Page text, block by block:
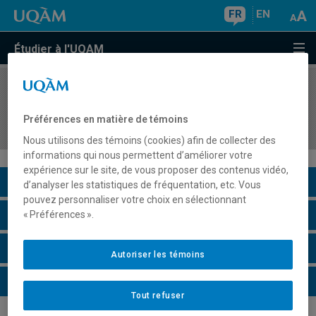
FR EN
Étudier à l'UQAM
COURS//
d'affaires
Description du cours
Horaire - Été 2026
Horaire - Automne 2026
Horaire - Hiver 2027
Préférences en matière de témoins
Nous utilisons des témoins (cookies) afin de collecter des
informations qui nous permettent d’améliorer votre
expérience sur le site, de vous proposer des contenus vidéo,
d’analyser les statistiques de fréquentation, etc. Vous
pouvez personnaliser votre choix en sélectionnant
« Préférences ».
Tout refuser
Autoriser les témoins